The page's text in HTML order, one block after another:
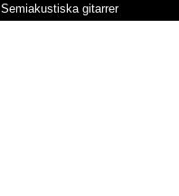
Semiakustiska gitarrer